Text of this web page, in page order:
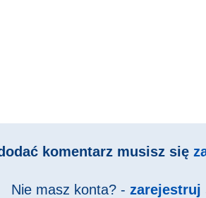
komentarz musisz się
Nie masz konta? - zarejestruj